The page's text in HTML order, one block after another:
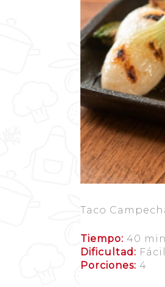
Taco
Tiempo: 40 min
Dificultad: Fácil
Porciones: 4